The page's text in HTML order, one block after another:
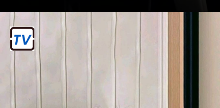
शाहरुख़ ख़ान: बॉलीवुड के बादशाह, शाहरुख़ की
स्टार पावर कभी कम नहीं हुई। उनका फिल्मी
करियर और बॉक्स ऑफिस पर उनका जलवा
बरकरार है। साथ ही, उनकी चैरिटी और सोशल